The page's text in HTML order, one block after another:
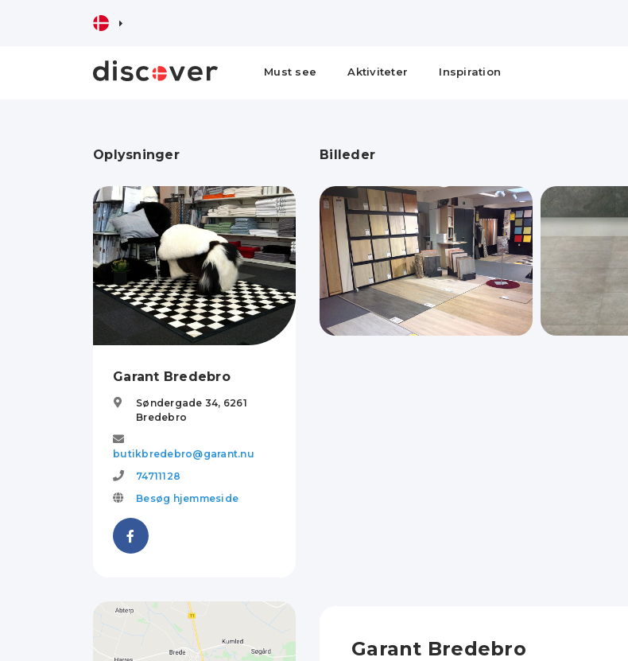
Must see Aktiviteter Inspiration
Oplysninger
Garant Bredebro
Søndergade 34, 6261
Bredebro
butikbredebro@garant.nu
74711128
Besøg hjemmeside
Billeder
Garant Bredebro